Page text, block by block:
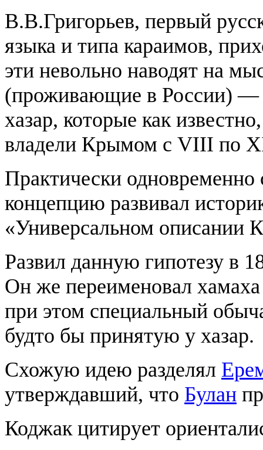
В.В.Григорьев, первый
языка и типа караимов,
эти невольно наводят на
(проживающие в России) —
хазар, которые как
владели Крымом с VIII по
Практически
концепцию развивал
«Универсальном описании
Развил данную гипотезу в
Он же переименовал
при этом специальный
будто бы принятую у хазар.
Схожую идею разделял
утверждавший, что Булан
Коджак цитирует